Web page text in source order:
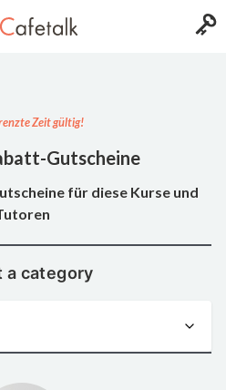
Zeit gültig!
Gutscheine
für diese Kurse und
a category